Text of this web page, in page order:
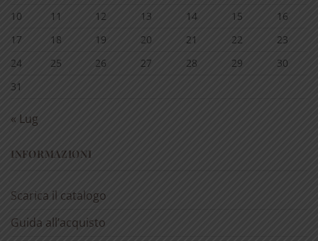
10
11 12 13 14 15
16
17
18 19 20 21 22
23
24
25 26 27 28 29
30
31
« Lug
INFORMAZIONI
Scarica il catalogo
Guida all’acquisto